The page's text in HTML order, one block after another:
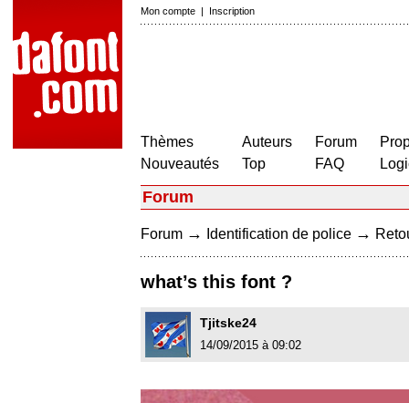
Mon compte | Inscription
Thèmes
Nouveautés
Auteurs
Top
Forum
FAQ
Forum
Forum → Identification de police →
what’s this font ?
Tjitske24
14/09/2015 à 09:02